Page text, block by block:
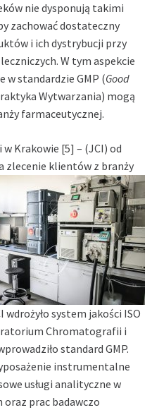
nie dysponują takimi
zachować dostateczny
i ich dystrybucji przy
W tym aspekcie
standardzie GMP (Good
Wytwarzania) mogą
farmaceutycznej.
Krakowie [5] – (JCI) od
zlecenie klientów z branży
system jakości ISO
Chromatografii i
standard GMP.
instrumentalne
usługi analityczne w
prac badawczo